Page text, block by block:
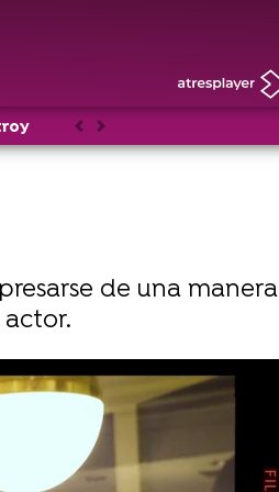
Noticias
AnteriorSiguiente
de una manera